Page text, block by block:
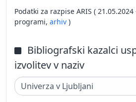
Podatki za razpise ARIS (
programi, arhiv )
Bibliografski kazalci
izvolitev v naziv